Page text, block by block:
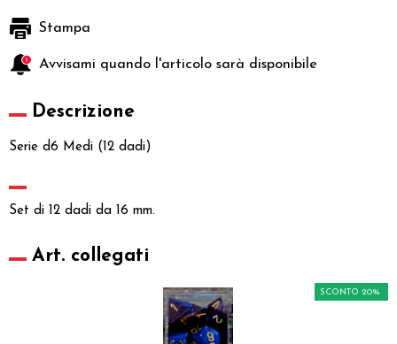
Stampa
Avvisami quando l'articolo sarà disponibile
Descrizione
Serie d6 Medi (12 dadi)
Set di 12 dadi da 16 mm.
Art. collegati
SCONTO 20%